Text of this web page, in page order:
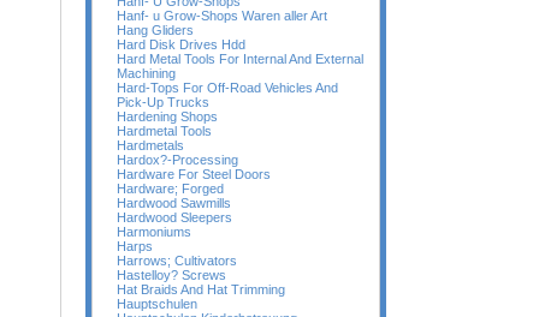
Hanf- u Grow-Shops Waren aller Art
Hang Gliders
Hard Disk Drives Hdd
Hard Metal Tools For Internal And External
Machining
Hard-Tops For Off-Road Vehicles And
Pick-Up Trucks
Hardening Shops
Hardmetal Tools
Hardmetals
Hardox?-Processing
Hardware For Steel Doors
Hardware; Forged
Hardwood Sawmills
Hardwood Sleepers
Harmoniums
Harps
Harrows; Cultivators
Hastelloy? Screws
Hat Braids And Hat Trimming
Hauptschulen